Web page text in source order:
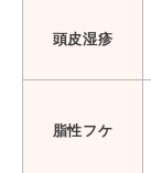
頭皮湿疹
脂性フケ